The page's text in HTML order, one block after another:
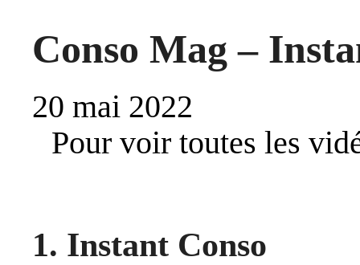
Conso Mag –
20 mai 2022
Pour voir toutes les
1. Instant Conso